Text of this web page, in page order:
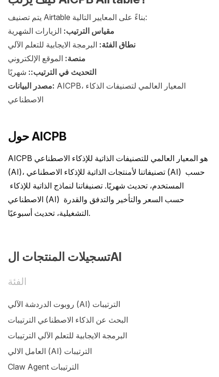
يتم تصنيف Airtable بناءً على المعايير التالية:
مقياس الترتيب: الزيارات الشهرية
نطاق الفئة: البرمجة الايجابية للتعلم الآلي
منصة: الموقع الإلكتروني
التحديث في الترتيب:: شهريًا
مصدر البيانات: AICPB، المعيار العالمي لتصنيفات الذكاء
الاصطناعي
حول AICPB
AICPB هو المعيار العالمي للتصنيفات الذاتية للإذكاء الاصطناعي
(AI)، تصنيفاتنا لأمنتجات الذاتية للإذكاء الاصطناعي (AI) حسب
الاصطناعي (AI) حسب السعر والتأخير والتدفق والقدرة
التشغيلية، تحديث أسبوعيًا.
تسجيلات المنتجات الAI
الفئة
روبوت الدردشة الآلي (AI) الترتيبات
البحث عن الذكاء الاصطناعي الترتيبات
البرمجة الايجابية للتعلم الآلي الترتيبات
العامل الالي (AI) الترتيبات
Claw Agent الترتيبات